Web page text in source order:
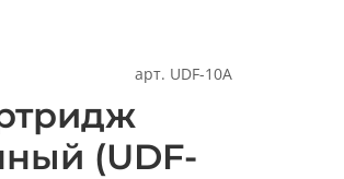
арт. UDF-10A
(UDF-